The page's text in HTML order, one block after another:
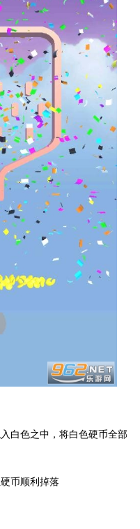
白色之中，将白色硬币全部
币顺利掉落